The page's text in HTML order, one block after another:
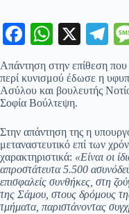
Fa
ce
bo
ok
W
ha
ts
A
pp
X
gr
a
Απάντηση στην επίθεση
περί κυνισμού έδωσε η
Ασύλου και βουλευτής
Σοφία Βούλτεψη.
Στην απάντηση της η
μεταναστευτικό επί των
χαρακτηριστικά: «Είναι οι
απροστάτευτα 5.500
επισφαλείς συνθήκες, στη
της Σάμου, στους δρόμους
τμήματα, παριστάνοντας